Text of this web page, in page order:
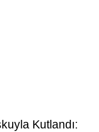
Kutlandı: